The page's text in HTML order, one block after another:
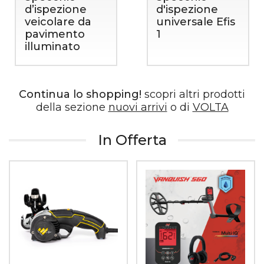
d’ispezione
veicolare da
pavimento
illuminato
d'ispezione
universale Efis
1
Continua lo shopping! scopri altri prodotti
della sezione nuovi arrivi o di VOLTA
In Offerta